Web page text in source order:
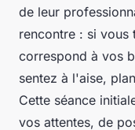
de leur
rencontre : si vous
correspond à vos
sentez à l'aise,
Cette séance
vos attentes, de